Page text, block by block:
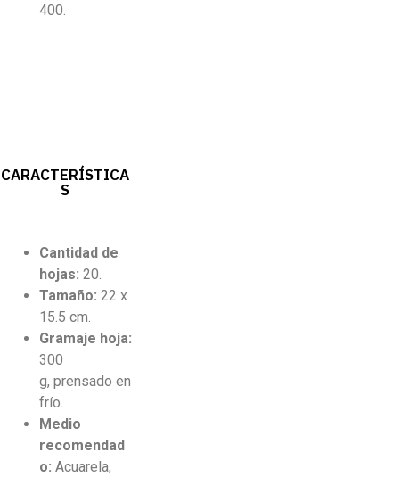
400.
CARACTERÍSTICA
S
Cantidad de
hojas: 20.
Tamaño: 22 x
15.5 cm.
Gramaje hoja:
300
g, prensado en
frío.
Medio
recomendad
o: Acuarela,